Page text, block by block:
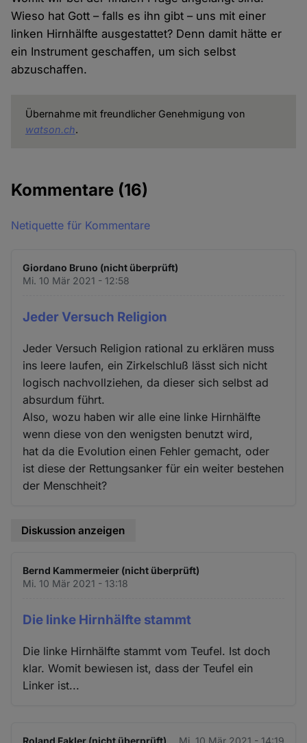
Wieso hat Gott – falls es ihn gibt – uns mit einer
linken Hirnhälfte ausgestattet? Denn damit hätte er
ein Instrument geschaffen, um sich selbst
abzuschaffen.
Übernahme mit freundlicher Genehmigung von
watson.ch.
Kommentare (16)
Netiquette für Kommentare
Giordano Bruno (nicht überprüft)
Mi. 10 Mär 2021 - 12:58
Jeder Versuch Religion
Jeder Versuch Religion rational zu erklären muss
ins leere laufen, ein Zirkelschluß lässt sich nicht
logisch nachvollziehen, da dieser sich selbst ad
absurdum führt.
Also, wozu haben wir alle eine linke Hirnhälfte
wenn diese von den wenigsten benutzt wird,
hat da die Evolution einen Fehler gemacht, oder
ist diese der Rettungsanker für ein weiter bestehen
der Menschheit?
Diskussion anzeigen
Bernd Kammermeier (nicht überprüft)
Mi. 10 Mär 2021 - 13:18
Die linke Hirnhälfte stammt
Die linke Hirnhälfte stammt vom Teufel. Ist doch
klar. Womit bewiesen ist, dass der Teufel ein
Linker ist...
Roland Fakler (nicht überprüft) Mi. 10 Mär 2021 - 14:19